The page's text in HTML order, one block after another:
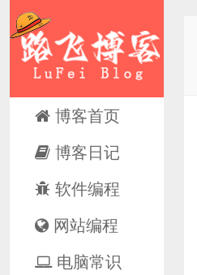
博客首页
博客日记
软件编程
网站编程
电脑常识